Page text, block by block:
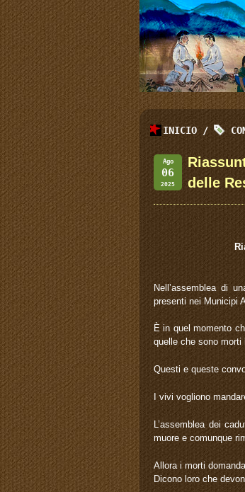
INICIO /
Ago
06
2025
delle
Nell’assemblea di
presenti nei Municipi
È in quel momento
quelle che sono
Questi e queste
I vivi vogliono
L’assemblea dei
muore e comunque
Allora i morti
Dicono loro che